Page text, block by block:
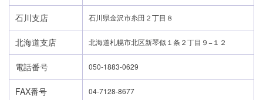
石川支店 石川県金沢市糸田２丁目８
北海道支店 北海道札幌市北区新琴似１条２丁目９−１２
電話番号 050-1883-0629
FAX番号 04-7128-8677